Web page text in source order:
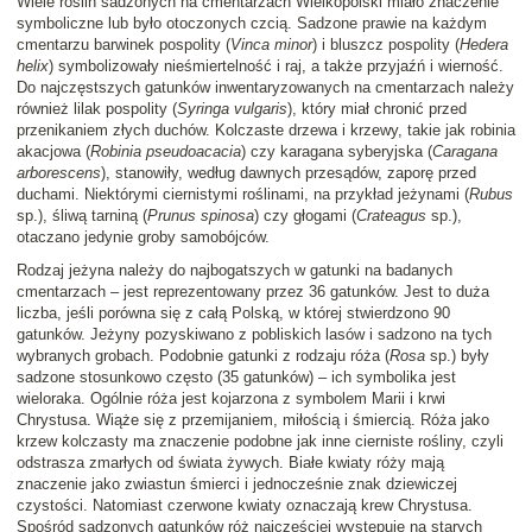
symboliczne lub było otoczonych czcią. Sadzone prawie na każdym
cmentarzu barwinek pospolity (Vinca minor) i bluszcz pospolity (Hedera
helix) symbolizowały nieśmiertelność i raj, a także przyjaźń i wierność.
Do najczęstszych gatunków inwentaryzowanych na cmentarzach należy
również lilak pospolity (Syringa vulgaris), który miał chronić przed
przenikaniem złych duchów. Kolczaste drzewa i krzewy, takie jak robinia
akacjowa (Robinia pseudoacacia) czy karagana syberyjska (Caragana
arborescens), stanowiły, według dawnych przesądów, zaporę przed
duchami. Niektórymi ciernistymi roślinami, na przykład jeżynami (Rubus
sp.), śliwą tarniną (Prunus spinosa) czy głogami (Crateagus sp.),
otaczano jedynie groby samobójców.
Rodzaj jeżyna należy do najbogatszych w gatunki na badanych
cmentarzach – jest reprezentowany przez 36 gatunków. Jest to duża
liczba, jeśli porówna się z całą Polską, w której stwierdzono 90
gatunków. Jeżyny pozyskiwano z pobliskich lasów i sadzono na tych
wybranych grobach. Podobnie gatunki z rodzaju róża (Rosa sp.) były
sadzone stosunkowo często (35 gatunków) – ich symbolika jest
wieloraka. Ogólnie róża jest kojarzona z symbolem Marii i krwi
Chrystusa. Wiąże się z przemijaniem, miłością i śmiercią. Róża jako
krzew kolczasty ma znaczenie podobne jak inne cierniste rośliny, czyli
odstrasza zmarłych od świata żywych. Białe kwiaty róży mają
znaczenie jako zwiastun śmierci i jednocześnie znak dziewiczej
czystości. Natomiast czerwone kwiaty oznaczają krew Chrystusa.
Spośród sadzonych gatunków róż najczęściej występuje na starych